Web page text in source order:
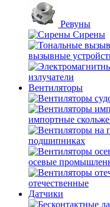
Ревуны
Сирены
вызывные
излучатели
Вентиляторы
импортные
подшипниках
осевые
отечественные
Датчики